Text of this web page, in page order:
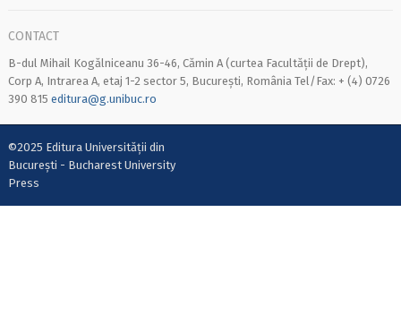
CONTACT
B-dul Mihail Kogălniceanu 36-46, Cămin A (curtea Facultății de Drept),
Corp A, Intrarea A, etaj 1-2 sector 5, București, România Tel/Fax: + (4) 0726
390 815 editura@g.unibuc.ro
©2025 Editura Universității din
București - Bucharest University
Press